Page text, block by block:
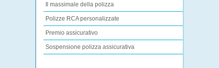
Il massimale della polizza
Polizze RCA personalizzate
Premio assicurativo
Sospensione polizza assicurativa